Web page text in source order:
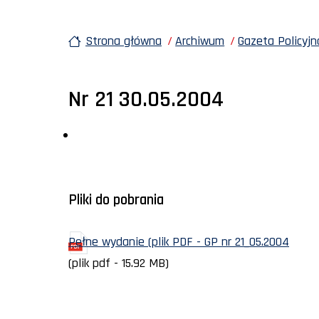
Strona główna Archiwum Gazeta
Nr 21 30.05.2004
Pliki do pobrania
Pełne wydanie (plik PDF - GP nr 21_05.2004
(plik pdf - 15.92 MB)